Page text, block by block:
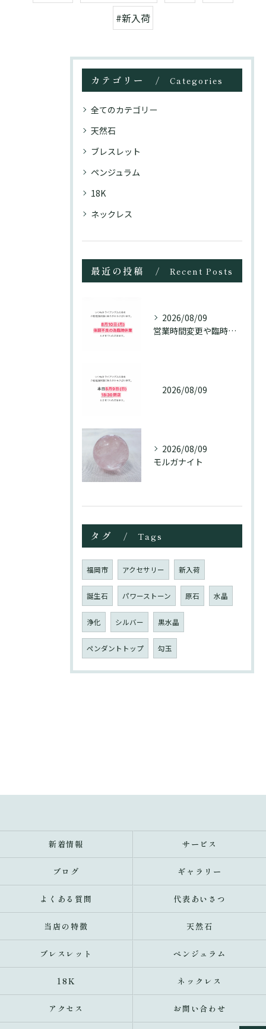
#新入荷
カテゴリー Categories
全てのカテゴリー
天然石
ブレスレット
ペンジュラム
18K
ネックレス
最近の投稿 Recent Posts
2026/08/09
営業時間変更や臨時休業が続き、ご迷惑おかけいたします🙇‍♀️
2026/08/09
2026/08/09
モルガナイト
タグ Tags
福岡市 アクセサリー 新入荷
誕生石 パワーストーン 原石 水晶
浄化 シルバー 黒水晶
ペンダントトップ 勾玉
新着情報 サービス
ブログ ギャラリー
よくある質問 代表あいさつ
当店の特徴 天然石
ブレスレット ペンジュラム
18K ネックレス
アクセス お問い合わせ